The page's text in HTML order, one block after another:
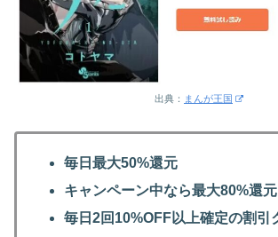
出典： まんが王国
毎日最大50%還元
キャンペーン中なら最大80%還元
毎日2回10%OFF以上確定の割引